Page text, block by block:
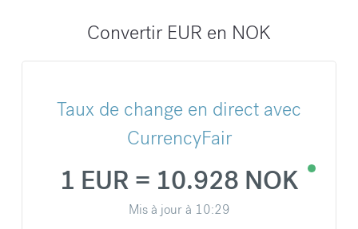
Convertir EUR en NOK
Taux de change en direct avec
CurrencyFair
1 EUR = 10.928 NOK
Mis à jour à 10:29